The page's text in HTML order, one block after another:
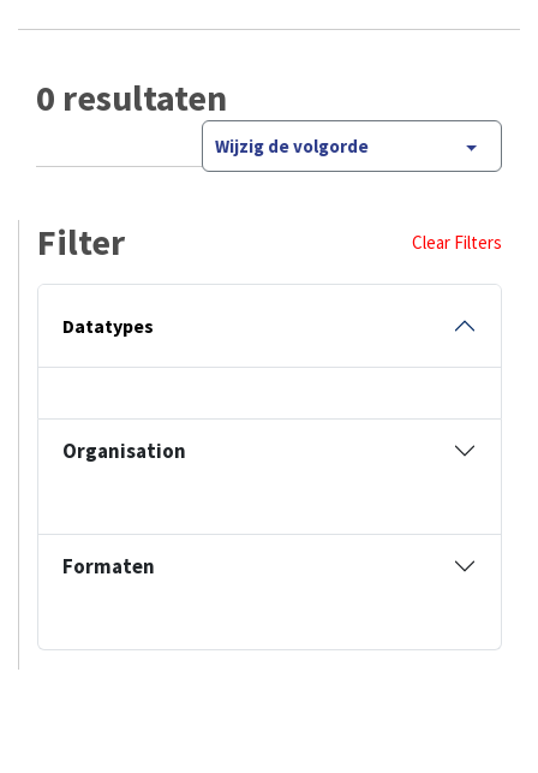
0 resultaten
Wijzig de volgorde
Filter Clear Filters
Datatypes
Organisation
Formaten